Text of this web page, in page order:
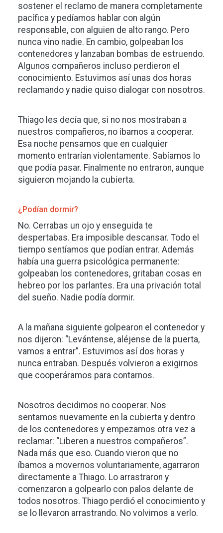
sostener el reclamo de manera completamente
pacífica y pedíamos hablar con algún
responsable, con alguien de alto rango. Pero
nunca vino nadie. En cambio, golpeaban los
contenedores y lanzaban bombas de estruendo.
Algunos compañeros incluso perdieron el
conocimiento. Estuvimos así unas dos horas
reclamando y nadie quiso dialogar con nosotros.
Thiago les decía que, si no nos mostraban a
nuestros compañeros, no íbamos a cooperar.
Esa noche pensamos que en cualquier
momento entrarían violentamente. Sabíamos lo
que podía pasar. Finalmente no entraron, aunque
siguieron mojando la cubierta.
¿Podían dormir?
No. Cerrabas un ojo y enseguida te
despertabas. Era imposible descansar. Todo el
tiempo sentíamos que podían entrar. Además
había una guerra psicológica permanente:
golpeaban los contenedores, gritaban cosas en
hebreo por los parlantes. Era una privación total
del sueño. Nadie podía dormir.
A la mañana siguiente golpearon el contenedor y
nos dijeron: “Levántense, aléjense de la puerta,
vamos a entrar”. Estuvimos así dos horas y
nunca entraban. Después volvieron a exigirnos
que cooperáramos para contarnos.
Nosotros decidimos no cooperar. Nos
sentamos nuevamente en la cubierta y dentro
de los contenedores y empezamos otra vez a
reclamar: “Liberen a nuestros compañeros”.
Nada más que eso. Cuando vieron que no
íbamos a movernos voluntariamente, agarraron
directamente a Thiago. Lo arrastraron y
comenzaron a golpearlo con palos delante de
todos nosotros. Thiago perdió el conocimiento y
se lo llevaron arrastrando. No volvimos a verlo.